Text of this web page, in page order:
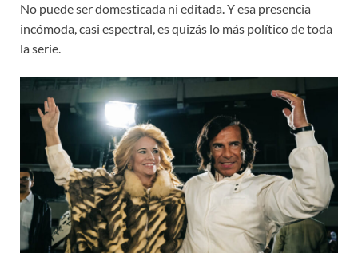
No puede ser domesticada ni editada. Y esa presencia
incómoda, casi espectral, es quizás lo más político de toda
la serie.